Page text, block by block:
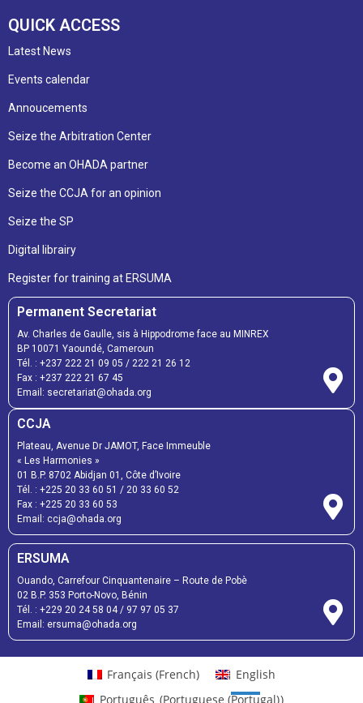
QUICK ACCESS
Latest News
Events calendar
Annoucements
Seize the Arbitration Center
Become an OHADA partner
Seize the CCJA for an opinion
Seize the SP
Digital librairy
Register for training at ERSUMA
Permanent Secretariat
Av. Charles de Gaulle, sis à Hippodrome face au MINREX
BP 10071 Yaoundé, Cameroun
Tél. : +237 222 21 09 05 / 222 21 26 12
Fax : +237 222 21 67 45
Email: secretariat@ohada.org
CCJA
Plateau, Avenue Dr JAMOT, Face Immeuble
« Les Harmonies »
01 B.P. 8702 Abidjan 01, Côte d’Ivoire
Tél. : +225 20 33 60 51 / 20 33 60 52
Fax : +225 20 33 60 53
Email: ccja@ohada.org
ERSUMA
Ouando, Carrefour Cinquantenaire – Route de Pobè
02 B.P. 353 Porto-Novo, Bénin
Tél. : +229 20 24 58 04/ 97 97 05 37
Email: ersuma@ohada.org
Français (French)
English
Português (Portuguese (Portugal))